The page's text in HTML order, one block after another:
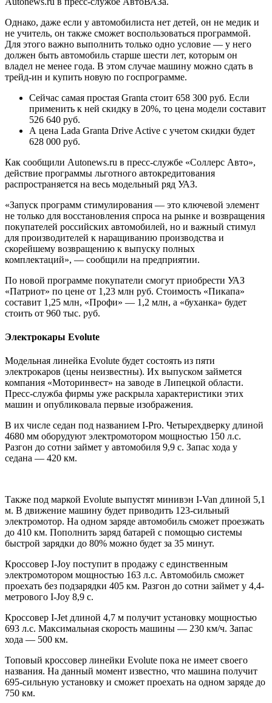
Однако, даже если у автомобилиста нет детей, он не медик и
не учитель, он также сможет воспользоваться программой.
Для этого важно выполнить только одно условие — у него
должен быть автомобиль старше шести лет, которым он
владел не менее года. В этом случае машину можно сдать в
трейд-ин и купить новую по госпрограмме.
Сейчас самая простая Granta стоит 658 300 руб. Если
применить к ней скидку в 20%, то цена модели составит
526 640 руб.
А цена Lada Granta Drive Active с учетом скидки будет
628 000 руб.
Как сообщили Autonews.ru в пресс-службе «Соллерс Авто»,
действие программы льготного автокредитования
распространяется на весь модельный ряд УАЗ.
«Запуск программ стимулирования — это ключевой элемент
не только для восстановления спроса на рынке и возвращения
покупателей российских автомобилей, но и важный стимул
для производителей к наращиванию производства и
скорейшему возвращению к выпуску полных
комплектаций», — сообщили на предприятии.
По новой программе покупатели смогут приобрести УАЗ
«Патриот» по цене от 1,23 млн руб. Стоимость «Пикапа»
составит 1,25 млн, «Профи» — 1,2 млн, а «буханка» будет
стоить от 960 тыс. руб.
Электрокары Evolute
Модельная линейка Evolute будет состоять из пяти
электрокаров (цены неизвестны). Их выпуском займется
компания «Моторинвест» на заводе в Липецкой области.
Пресс-служба фирмы уже раскрыла характеристики этих
машин и опубликовала первые изображения.
В их числе седан под названием I-Pro. Четырехдверку длиной
4680 мм оборудуют электромотором мощностью 150 л.с.
Разгон до сотни займет у автомобиля 9,9 с. Запас хода у
седана — 420 км.
Также под маркой Evolute выпустят минивэн I-Van длиной 5,1
м. В движение машину будет приводить 123-сильный
электромотор. На одном заряде автомобиль сможет проезжать
до 410 км. Пополнить заряд батарей с помощью системы
быстрой зарядки до 80% можно будет за 35 минут.
Кроссовер I-Joy поступит в продажу с единственным
электромотором мощностью 163 л.с. Автомобиль сможет
проехать без подзарядки 405 км. Разгон до сотни займет у 4,4-
метрового I-Joy 8,9 с.
Кроссовер I-Jet длиной 4,7 м получит установку мощностью
693 л.с. Максимальная скорость машины — 230 км/ч. Запас
хода — 500 км.
Топовый кроссовер линейки Evolute пока не имеет своего
названия. На данный момент известно, что машина получит
695-сильную установку и сможет проехать на одном заряде до
750 км.